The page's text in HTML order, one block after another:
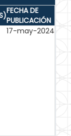
FECHA DE
PUBLICACIÓN
17-may-2024